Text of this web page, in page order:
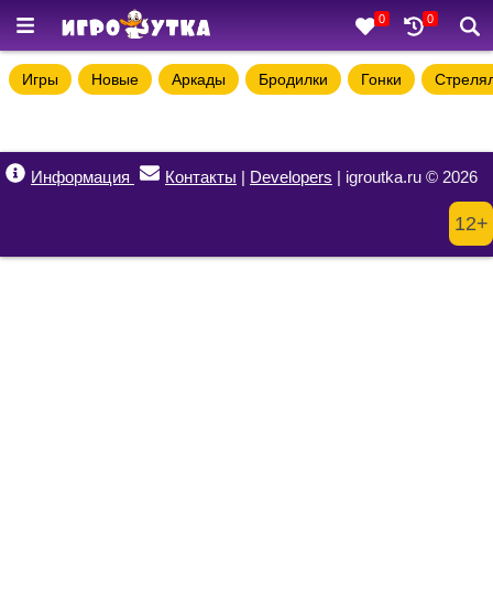
0 0
Игры Новые Аркады Бродилки Гонки
Информация Контакты | Developers | igroutka.ru © 2026
12+